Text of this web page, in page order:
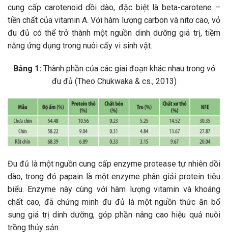
cung cấp carotenoid dồi dào, đặc biệt là beta-carotene –
tiền chất của vitamin A. Với hàm lượng carbon và nitơ cao, vỏ
đu đủ có thể trở thành một nguồn dinh dưỡng giá trị, tiềm
năng ứng dụng trong nuôi cấy vi sinh vật.
Bảng 1:Thành phần của các giai đoạn khác nhau trong vỏ
đu đủ (Theo Chukwaka & cs., 2013)
Đu đủ là một nguồn cung cấp enzyme protease tự nhiên dồi
dào, trong đó papain là một enzyme phân giải protein tiêu
biểu. Enzyme này cùng với hàm lượng vitamin và khoáng
chất cao, đã chứng minh đu đủ là một nguồn thức ăn bổ
sung giá trị dinh dưỡng, góp phần nâng cao hiệu quả nuôi
trồng thủy sản.